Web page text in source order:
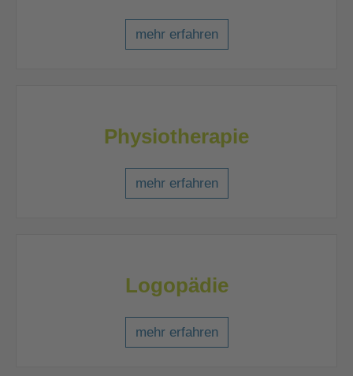
mehr erfahren
Physiotherapie
mehr erfahren
Logopädie
mehr erfahren